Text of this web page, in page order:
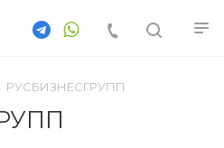
РУСБИЗНЕСГРУПП